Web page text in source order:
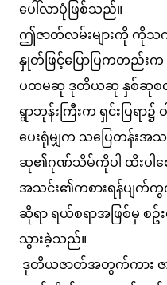
ပေါ်လာပုံဖြစ်သည်။
ဤဇာတ်လမ်းများကို ကိုသ
နှုတ်ဖြင့်ပြောပြကတည်း
ပထမဆု ဒုတိယဆု နှစ်ဆုစလုံ
ရွာဘုန်းကြီးက ရှင်းပြရ
ပေးရုံမျှက သပြေတန်း
ဆု၏ဂုဏ်သိမ်ကိုပါ ထိးပါ
အသင်း၏ကစားရန်ပျ
ဆိုရာ ရယ်စရာအဖြစ်မှ စဥ်
သွားခဲ့သည်။
ဒုတိယဇာတ်အတွက်ကား ဇ